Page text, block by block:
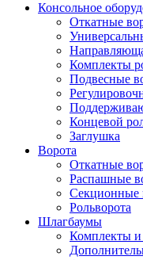
Консольное
Откатные
Комплекты
Подвесные
Концевой
Заглушка
Ворота
Откатные
Распашные
Секционные
Рольворота
Шлагбаумы
Комплекты